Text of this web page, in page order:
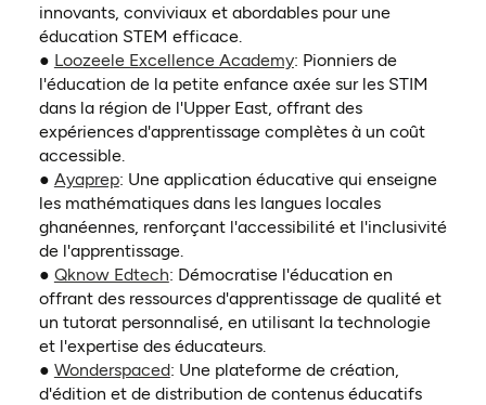
innovants, conviviaux et abordables pour une
éducation STEM efficace.
● Loozeele Excellence Academy(ouvre dans un nouvel
: Pionniers de
l'éducation de la petite enfance axée sur les STIM
dans la région de l'Upper East, offrant des
expériences d'apprentissage complètes à un coût
accessible.
● Ayaprep(ouvre dans un nouvel onglet)
: Une application éducative qui enseigne
les mathématiques dans les langues locales
ghanéennes, renforçant l'accessibilité et l'inclusivité
de l'apprentissage.
● Qknow Edtech(ouvre dans un nouvel onglet)
: Démocratise l'éducation en
offrant des ressources d'apprentissage de qualité et
un tutorat personnalisé, en utilisant la technologie
et l'expertise des éducateurs.
● Wonderspaced(ouvre dans un nouvel onglet)
: Une plateforme de création,
d'édition et de distribution de contenus éducatifs